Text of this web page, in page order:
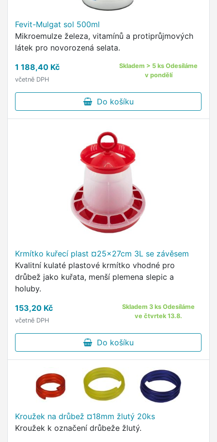
Fevit-Mulgat sol 500ml
Mikroemulze železa, vitamínů a protiprůjmových
látek pro novorozená selata.
1 188,40 Kč
včetně DPH
Skladem > 5 ks Odesíláme
v pondělí
Do košíku
Krmítko kuřecí plast ¤25x27cm 3L se závěsem
Kvalitní kulaté plastové krmítko vhodné pro
drůbež jako kuřata, menší plemena slepic a
holuby.
153,20 Kč
včetně DPH
Skladem 3 ks Odesíláme
ve čtvrtek 13.8.
Do košíku
Kroužek na drůbež ¤18mm žlutý 20ks
Kroužek k označení drůbeže žlutý.